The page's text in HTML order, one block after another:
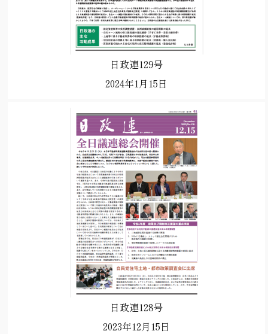
日政連129号
2024年1月15日
日政連128号
2023年12月15日